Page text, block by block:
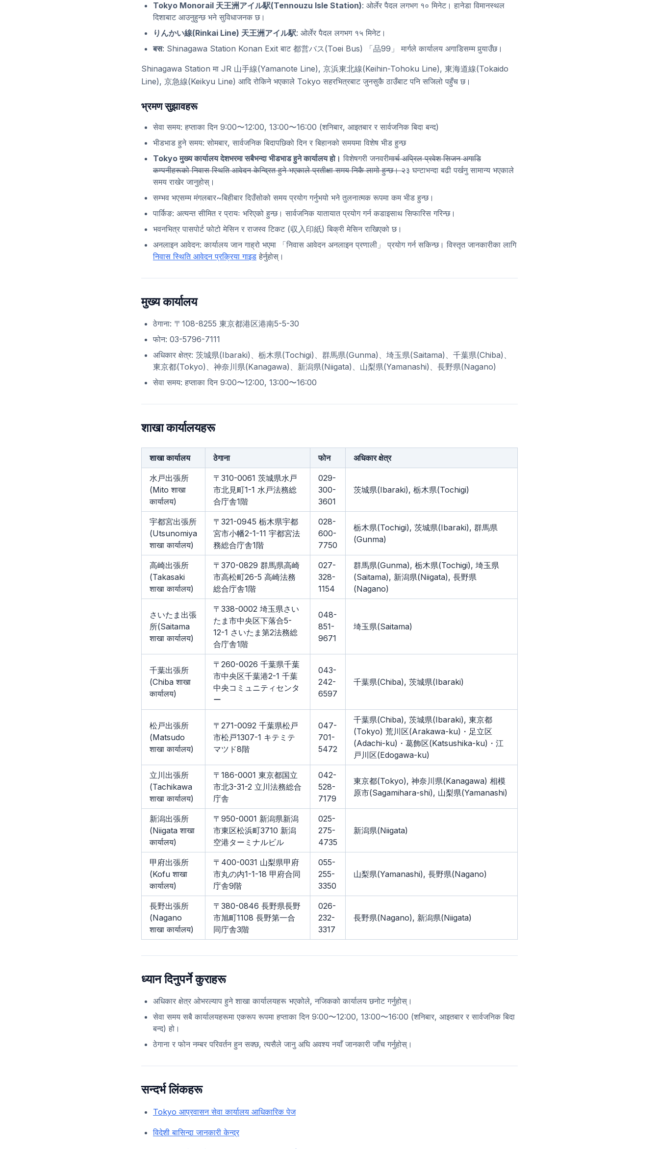
Tokyo Monorail 天王洲アイル駅(Tennouzu Isle Station): ओर्लेर पैदल लगभग १० मिनेट। हानेडा विमानस्थल
दिशाबाट आउनुहुन्छ भने सुविधाजनक छ।
りんかい線(Rinkai Line) 天王洲アイル駅: ओर्लेर पैदल लगभग १५ मिनेट।
बस: Shinagawa Station Konan Exit बाट 都営バス(Toei Bus) 「品99」 मार्गले कार्यालय अगाडिसम्म पुर्‍याउँछ।
Shinagawa Station मा JR 山手線(Yamanote Line), 京浜東北線(Keihin-Tohoku Line), 東海道線(Tokaido
Line), 京急線(Keikyu Line) आदि रोकिने भएकाले Tokyo सहरभित्रबाट जुनसुकै ठाउँबाट पनि सजिलो पहुँच छ।
भ्रमण सुझावहरू
सेवा समय: हप्ताका दिन 9:00〜12:00, 13:00〜16:00 (शनिबार, आइतबार र सार्वजनिक बिदा बन्द)
भीडभाड हुने समय: सोमबार, सार्वजनिक बिदापछिको दिन र बिहानको समयमा विशेष भीड हुन्छ
Tokyo मुख्य कार्यालय देशभरमा सबैभन्दा भीडभाड हुने कार्यालय हो। विशेषगरी जनवरीमार्च अप्रिल प्रवेश सिजन अगाडि
कम्पनीहरूको निवास स्थिति आवेदन केन्द्रित हुने भएकाले प्रतीक्षा समय निकै लामो हुन्छ। २३ घन्टाभन्दा बढी पर्खनु सामान्य भएकाले
समय राखेर जानुहोस्।
सम्भव भएसम्म मंगलबार~बिहीबार दिउँसोको समय प्रयोग गर्नुभयो भने तुलनात्मक रूपमा कम भीड हुन्छ।
पार्किङ: अत्यन्त सीमित र प्रायः भरिएको हुन्छ। सार्वजनिक यातायात प्रयोग गर्न कडाइसाथ सिफारिस गरिन्छ।
भवनभित्र पासपोर्ट फोटो मेसिन र राजस्व टिकट (収入印紙) बिक्री मेसिन राखिएको छ।
अनलाइन आवेदन: कार्यालय जान गाह्रो भएमा 「निवास आवेदन अनलाइन प्रणाली」 प्रयोग गर्न सकिन्छ। विस्तृत जानकारीका लागि
निवास स्थिति आवेदन प्रक्रिया गाइड हेर्नुहोस्।
मुख्य कार्यालय
ठेगाना: 〒108-8255 東京都港区港南5-5-30
फोन: 03-5796-7111
अधिकार क्षेत्र: 茨城県(Ibaraki)、栃木県(Tochigi)、群馬県(Gunma)、埼玉県(Saitama)、千葉県(Chiba)、
東京都(Tokyo)、神奈川県(Kanagawa)、新潟県(Niigata)、山梨県(Yamanashi)、長野県(Nagano)
सेवा समय: हप्ताका दिन 9:00〜12:00, 13:00〜16:00
शाखा कार्यालयहरू
शाखा कार्यालय ठेगाना फोन अधिकार क्षेत्र
水戸出張所
(Mito शाखा
कार्यालय)
〒310-0061 茨城県水戸
市北見町1-1 水戸法務総
合庁舎1階
029-
300-
3601
茨城県(Ibaraki), 栃木県(Tochigi)
宇都宮出張所
(Utsunomiya
शाखा कार्यालय)
〒321-0945 栃木県宇都
宮市小幡2-1-11 宇都宮法
務総合庁舎1階
028-
600-
7750
栃木県(Tochigi), 茨城県(Ibaraki), 群馬県
(Gunma)
高崎出張所
(Takasaki
शाखा कार्यालय)
〒370-0829 群馬県高崎
市高松町26-5 高崎法務
総合庁舎1階
027-
328-
1154
群馬県(Gunma), 栃木県(Tochigi), 埼玉県
(Saitama), 新潟県(Niigata), 長野県
(Nagano)
さいたま出張
所(Saitama
शाखा कार्यालय)
〒338-0002 埼玉県さい
たま市中央区下落合5-
12-1 さいたま第2法務総
合庁舎1階
048-
851-
9671
埼玉県(Saitama)
千葉出張所
(Chiba शाखा
कार्यालय)
〒260-0026 千葉県千葉
市中央区千葉港2-1 千葉
中央コミュニティセンタ
ー
043-
242-
6597
千葉県(Chiba), 茨城県(Ibaraki)
松戸出張所
(Matsudo
शाखा कार्यालय)
〒271-0092 千葉県松戸
市松戸1307-1 キテミテ
マツド8階
047-
701-
5472
千葉県(Chiba), 茨城県(Ibaraki), 東京都
(Tokyo) 荒川区(Arakawa-ku)・足立区
(Adachi-ku)・葛飾区(Katsushika-ku)・江
戸川区(Edogawa-ku)
立川出張所
(Tachikawa
शाखा कार्यालय)
〒186-0001 東京都国立
市北3-31-2 立川法務総合
庁舎
042-
528-
7179
東京都(Tokyo), 神奈川県(Kanagawa) 相模
原市(Sagamihara-shi), 山梨県(Yamanashi)
新潟出張所
(Niigata शाखा
कार्यालय)
〒950-0001 新潟県新潟
市東区松浜町3710 新潟
空港ターミナルビル
025-
275-
4735
新潟県(Niigata)
甲府出張所
(Kofu शाखा
कार्यालय)
〒400-0031 山梨県甲府
市丸の内1-1-18 甲府合同
庁舎9階
055-
255-
3350
山梨県(Yamanashi), 長野県(Nagano)
長野出張所
(Nagano
शाखा कार्यालय)
〒380-0846 長野県長野
市旭町1108 長野第一合
同庁舎3階
026-
232-
3317
長野県(Nagano), 新潟県(Niigata)
ध्यान दिनुपर्ने कुराहरू
अधिकार क्षेत्र ओभरल्याप हुने शाखा कार्यालयहरू भएकोले, नजिकको कार्यालय छनोट गर्नुहोस्।
सेवा समय सबै कार्यालयहरूमा एकरूप रूपमा हप्ताका दिन 9:00〜12:00, 13:00〜16:00 (शनिबार, आइतबार र सार्वजनिक बिदा
बन्द) हो।
ठेगाना र फोन नम्बर परिवर्तन हुन सक्छ, त्यसैले जानु अघि अवश्य नयाँ जानकारी जाँच गर्नुहोस्।
सन्दर्भ लिंकहरू
Tokyo आप्रवासन सेवा कार्यालय आधिकारिक पेज
विदेशी बासिन्दा जानकारी केन्द्र